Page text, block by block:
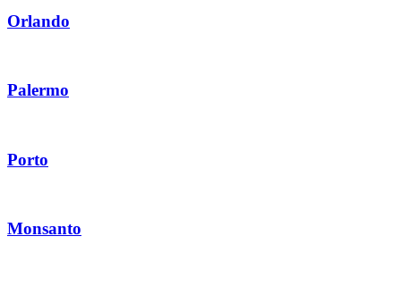
Orlando
Palermo
Porto
Monsanto